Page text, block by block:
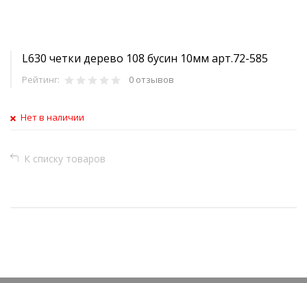
L630 четки дерево 108 бусин 10мм арт.72-585
Рейтинг: 0 отзывов
Нет в наличии
К списку товаров